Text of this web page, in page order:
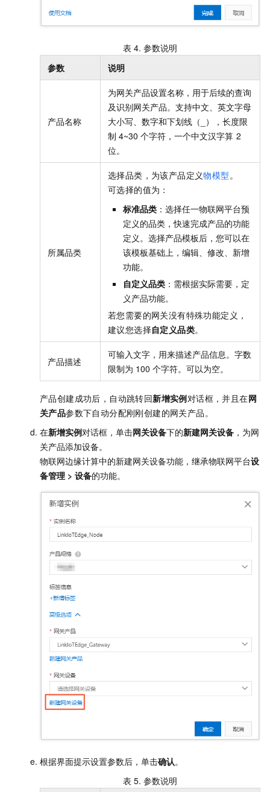
表 4. 参数说明
参数
说明
产品名称
为网关产品设置名称，用于后续的查询
及识别网关产品。支持中文、英文字母
大小写、数字和下划线（_），长度限
制 4~30 个字符，一个中文汉字算 2
位。
所属品类
选择品类，为该产品定义物模型。
可选择的值为：
标准品类 ：选择任一物联网平台预
定义的品类，快速完成产品的功能
定义。选择产品模板后，您可以在
该模板基础上，编辑、修改、新增
功能。
自定义品类 ：需根据实际需要，定
义产品功能。
若您需要的网关没有特殊功能定义，
建议您选择自定义品类。
产品描述
可输入文字，用来描述产品信息。字数
限制为 100 个字符。可以为空。
产品创建成功后，自动跳转回新增实例对话框，并且在网
关产品参数下自动分配刚刚创建的网关产品。
在新增实例对话框，单击网关设备下的新建网关设备 ，为网
关产品添加设备。
物联网边缘计算中的新建网关设备功能，继承物联网平台设
备管理 > 设备的功能。
根据界面提示设置参数后，单击确认。
表 5. 参数说明